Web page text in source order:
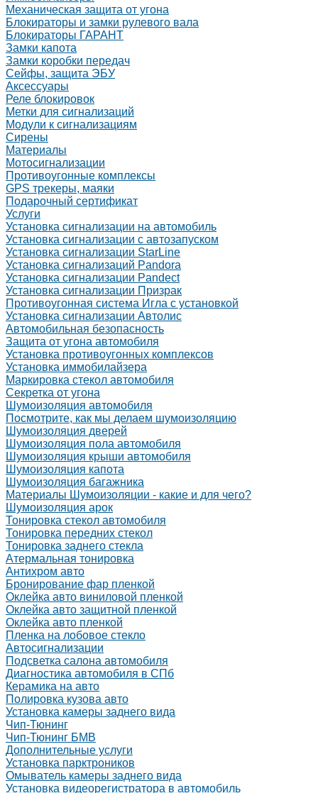
Механическая защита от угона
Блокираторы и замки рулевого вала
Блокираторы ГАРАНТ
Замки капота
Замки коробки передач
Сейфы, защита ЭБУ
Аксессуары
Реле блокировок
Метки для сигнализаций
Модули к сигнализациям
Сирены
Материалы
Мотосигнализации
Противоугонные комплексы
GPS трекеры, маяки
Подарочный сертификат
Услуги
Установка сигнализации на автомобиль
Установка сигнализации с автозапуском
Установка сигнализации StarLine
Установка сигнализаций Pandora
Установка сигнализации Pandect
Установка сигнализации Призрак
Противоугонная система Игла с установкой
Установка сигнализации Автолис
Автомобильная безопасность
Защита от угона автомобиля
Установка противоугонных комплексов
Установка иммобилайзера
Маркировка стекол автомобиля
Секретка от угона
Шумоизоляция автомобиля
Посмотрите, как мы делаем шумоизоляцию
Шумоизоляция дверей
Шумоизоляция пола автомобиля
Шумоизоляция крыши автомобиля
Шумоизоляция капота
Шумоизоляция багажника
Материалы Шумоизоляции - какие и для чего?
Шумоизоляция арок
Тонировка стекол автомобиля
Тонировка передних стекол
Тонировка заднего стекла
Атермальная тонировка
Антихром авто
Бронирование фар пленкой
Оклейка авто виниловой пленкой
Оклейка авто защитной пленкой
Оклейка авто пленкой
Пленка на лобовое стекло
Автосигнализации
Подсветка салона автомобиля
Диагностика автомобиля в СПб
Керамика на авто
Полировка кузова авто
Установка камеры заднего вида
Чип-Тюнинг
Чип-Тюнинг БМВ
Дополнительные услуги
Установка парктроников
Омыватель камеры заднего вида
Установка видеорегистратора в автомобиль